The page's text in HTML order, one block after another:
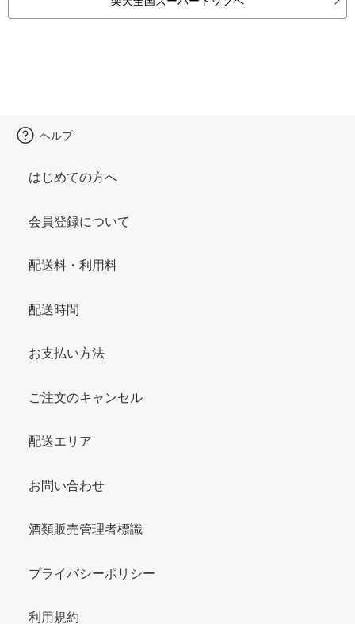
ヘルプ
はじめての方へ
会員登録について
配送料・利用料
配送時間
お支払い方法
ご注文のキャンセル
配送エリア
お問い合わせ
酒類販売管理者標識
プライバシーポリシー
利用規約